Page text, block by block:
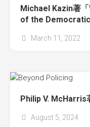
Michael Kazin著
of the Democratic
March 11, 2022
Philip V. McHarris
August 5, 2024